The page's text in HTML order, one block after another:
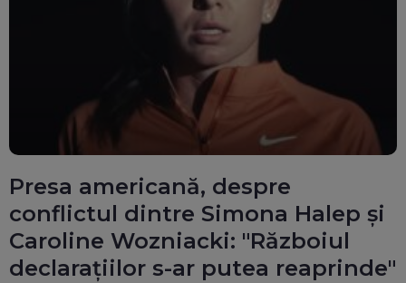
Presa americană, despre
conflictul dintre Simona Halep și
Caroline Wozniacki: "Războiul
declarațiilor s-ar putea reaprinde"